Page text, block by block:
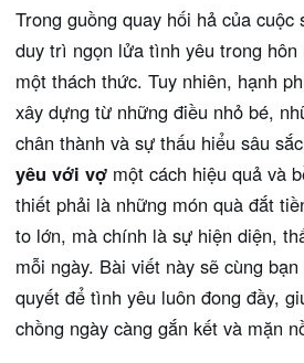
Trong guồng quay hối hả của cuộc
duy trì ngọn lửa tình yêu trong
một thách thức. Tuy nhiên, hạnh
xây dựng từ những điều nhỏ bé,
chân thành và sự thấu hiểu sâu
yêu với vợ một cách hiệu quả và
thiết phải là những món quà đắt
to lớn, mà chính là sự hiện diện,
mỗi ngày. Bài viết này sẽ cùng
quyết để tình yêu luôn đong đầy,
chồng ngày càng gắn kết và mặn